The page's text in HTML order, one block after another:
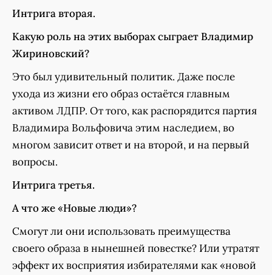
Интрига вторая.
Какую роль на этих выборах сыграет Владимир
Жириновский?
Это был удивительный политик. Даже после
ухода из жизни его образ остаётся главным
активом ЛДПР. От того, как распорядится партия
Владимира Вольфовича этим наследием, во
многом зависит ответ и на второй, и на первый
вопросы.
Интрига третья.
А что же «Новые люди»?
Смогут ли они использовать преимущества
своего образа в нынешней повестке? Или утратят
эффект их восприятия избирателями как «новой